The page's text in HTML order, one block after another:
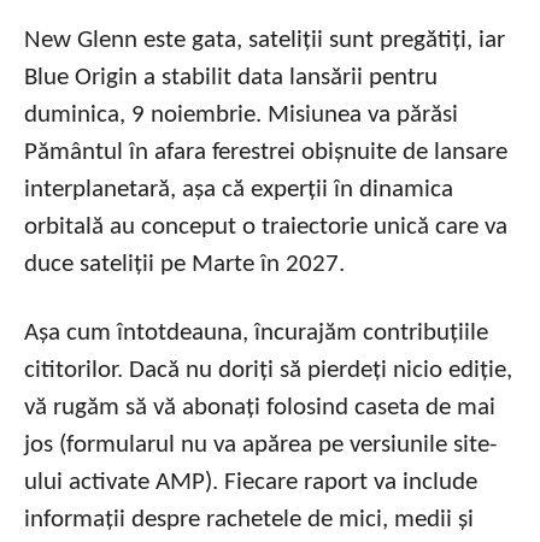
New Glenn este gata, sateliții sunt pregătiți, iar
Blue Origin a stabilit data lansării pentru
duminica, 9 noiembrie. Misiunea va părăsi
Pământul în afara ferestrei obișnuite de lansare
interplanetară, așa că experții în dinamica
orbitală au conceput o traiectorie unică care va
duce sateliții pe Marte în 2027.
Așa cum întotdeauna, încurajăm contribuțiile
cititorilor. Dacă nu doriți să pierdeți nicio ediție,
vă rugăm să vă abonați folosind caseta de mai
jos (formularul nu va apărea pe versiunile site-
ului activate AMP). Fiecare raport va include
informații despre rachetele de mici, medii și